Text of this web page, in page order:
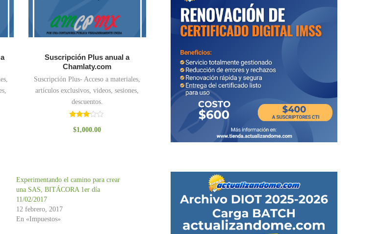
Suscripción Plus anual a
Chamlaty.com
Suscripción Plus- Acceso a materiales,
artículos exclusivos, videos, sesiones,
descuentos.
con
$1,000.00
Experimentando el camino para crear
una SAS, BITÁCORA 1er día
11/02/2017
12 febrero, 2017
En «Impuestos»